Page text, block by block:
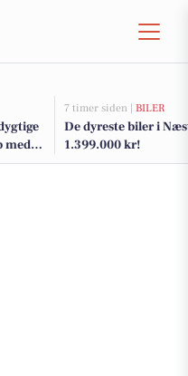
med
7 timer siden | BILER
De dyreste biler i
1.399.000 kr!